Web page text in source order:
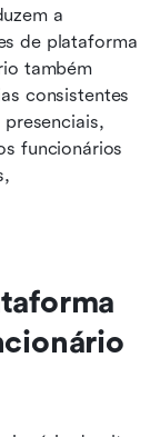
a
de plataforma
também
consistentes
funcionários